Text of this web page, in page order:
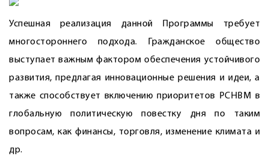
Успешная реализация данной Программы требует
многостороннего подхода. Гражданское общество
выступает важным фактором обеспечения устойчивого
развития, предлагая инновационные решения и идеи, а
также способствует включению приоритетов РСНВМ в
глобальную политическую повестку дня по таким
вопросам, как финансы, торговля, изменение климата и
др.